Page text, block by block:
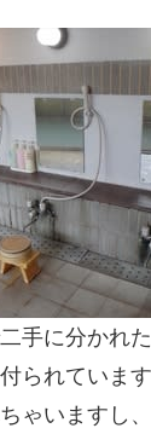
手に分かれ
られていま
ゃいますし